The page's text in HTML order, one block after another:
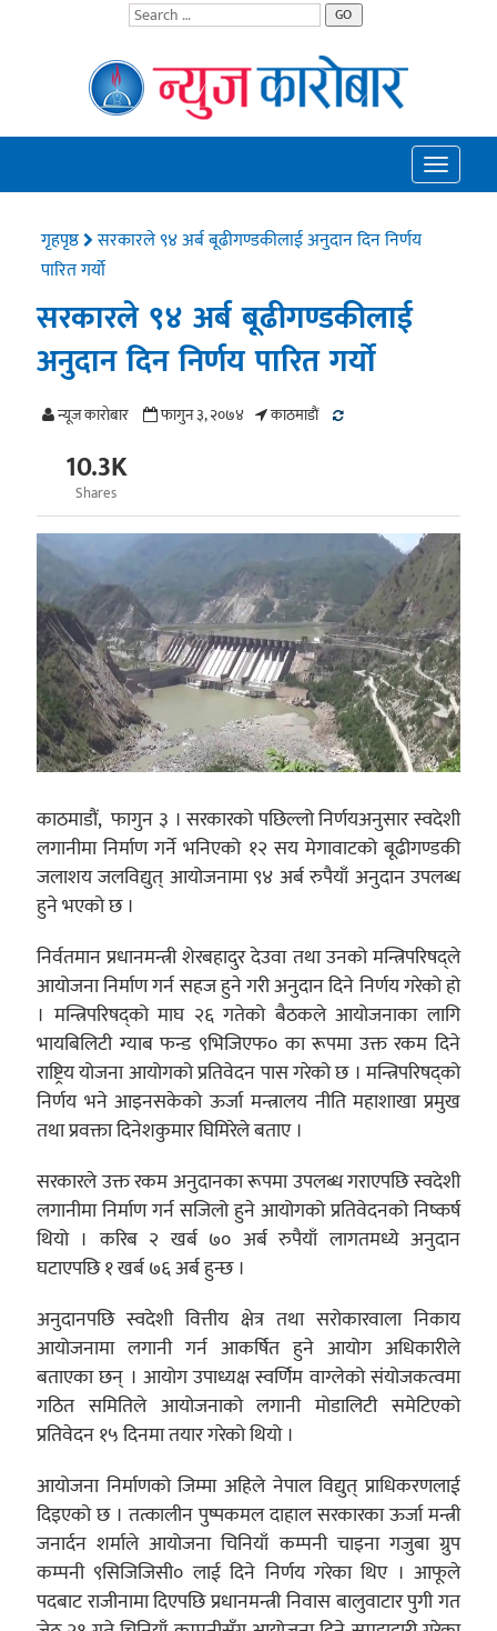
GO
Toggle
गृहपृष्ठ
सरकारले ९४ अर्ब बूढीगण्डकीलाई अनुदान दिन निर्णय
पारित गर्यो
सरकारले ९४ अर्ब बूढीगण्डकीलाई
अनुदान दिन निर्णय पारित गर्यो
न्यूज काराेबार फागुन ३, २०७४ काठमाडाैं
10.3K
Shares
काठमाडौं, फागुन ३ । सरकारको पछिल्लो निर्णयअनुसार स्वदेशी
लगानीमा निर्माण गर्ने भनिएको १२ सय मेगावाटको बूढीगण्डकी
जलाशय जलविद्युत् आयोजनामा ९४ अर्ब रुपैयाँ अनुदान उपलब्ध
हुने भएको छ ।
निर्वतमान प्रधानमन्त्री शेरबहादुर देउवा तथा उनको मन्त्रिपरिषद्ले
आयोजना निर्माण गर्न सहज हुने गरी अनुदान दिने निर्णय गरेको हो
। मन्त्रिपरिषद्को माघ २६ गतेको बैठकले आयोजनाका लागि
भायबिलिटी ग्याब फन्ड ९भिजिएफ० का रूपमा उक्त रकम दिने
राष्ट्रिय योजना आयोगको प्रतिवेदन पास गरेको छ । मन्त्रिपरिषद्को
निर्णय भने आइनसकेको ऊर्जा मन्त्रालय नीति महाशाखा प्रमुख
तथा प्रवक्ता दिनेशकुमार घिमिरेले बताए ।
सरकारले उक्त रकम अनुदानका रूपमा उपलब्ध गराएपछि स्वदेशी
लगानीमा निर्माण गर्न सजिलो हुने आयोगको प्रतिवेदनको निष्कर्ष
थियो । करिब २ खर्ब ७० अर्ब रुपैयाँ लागतमध्ये अनुदान
घटाएपछि १ खर्ब ७६ अर्ब हुन्छ ।
अनुदानपछि स्वदेशी वित्तीय क्षेत्र तथा सरोकारवाला निकाय
आयोजनामा लगानी गर्न आकर्षित हुने आयोग अधिकारीले
बताएका छन् । आयोग उपाध्यक्ष स्वर्णिम वाग्लेको संयोजकत्वमा
गठित समितिले आयोजनाको लगानी मोडालिटी समेटिएको
प्रतिवेदन १५ दिनमा तयार गरेको थियो ।
आयोजना निर्माणको जिम्मा अहिले नेपाल विद्युत् प्राधिकरणलाई
दिइएको छ । तत्कालीन पुष्पकमल दाहाल सरकारका ऊर्जा मन्त्री
जनार्दन शर्माले आयोजना चिनियाँ कम्पनी चाइना गजुबा ग्रुप
कम्पनी ९सिजिजिसी० लाई दिने निर्णय गरेका थिए । आफूले
पदबाट राजीनामा दिएपछि प्रधानमन्त्री निवास बालुवाटार पुगी गत